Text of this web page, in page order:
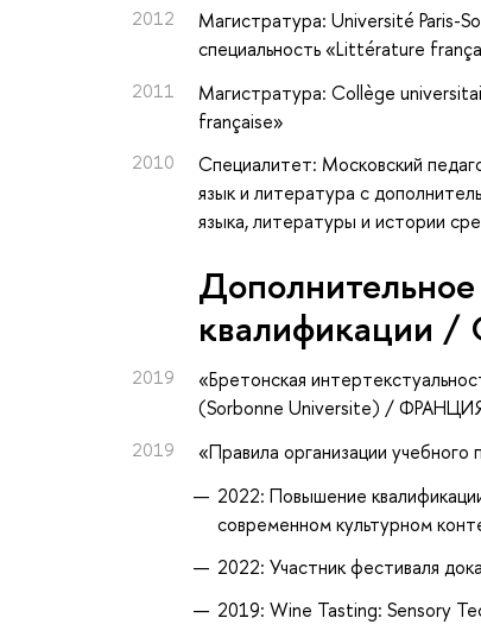
2012
Магистратура: Université Paris-
специальность «Littérature
2011
Магистратура: Collège
française»
2010
Специалитет: Московский
язык и литература с
языка, литературы и истории
квалификации /
2019 «Бретонская
(Sorbonne Universite) /
2019 «Правила организации
2022: Повышение
современном культурном
2022: Участник фестиваля
2019: Wine Tasting: Sensory